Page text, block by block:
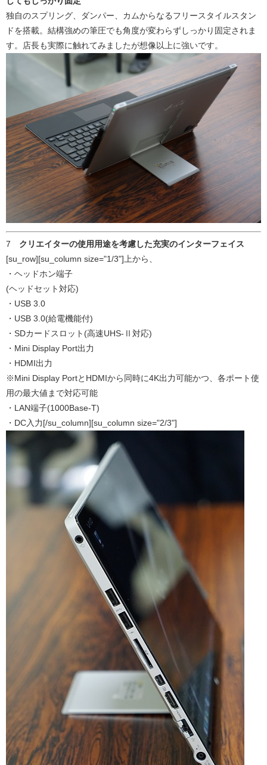
独自のスプリング、ダンパー、カムからなるフリースタイルスタン
ドを搭載。結構強めの筆圧でも角度が変わらずしっかり固定されま
す。店長も実際に触れてみましたが想像以上に強いです。
7
クリエイターの使用用途を考慮した充実のインターフェイス
[su_row][su_column size="1/3"]上から、
・ヘッドホン端子
(ヘッドセット対応)
・USB 3.0
・USB 3.0(給電機能付)
・SDカードスロット(高速UHS-Ⅱ対応)
・Mini Display Port出力
・HDMI出力
※Mini Display PortとHDMIから同時に4K出力可能かつ、各ポート使
用の最大値まで対応可能
・LAN端子(1000Base-T)
・DC入力[/su_column][su_column size="2/3"]